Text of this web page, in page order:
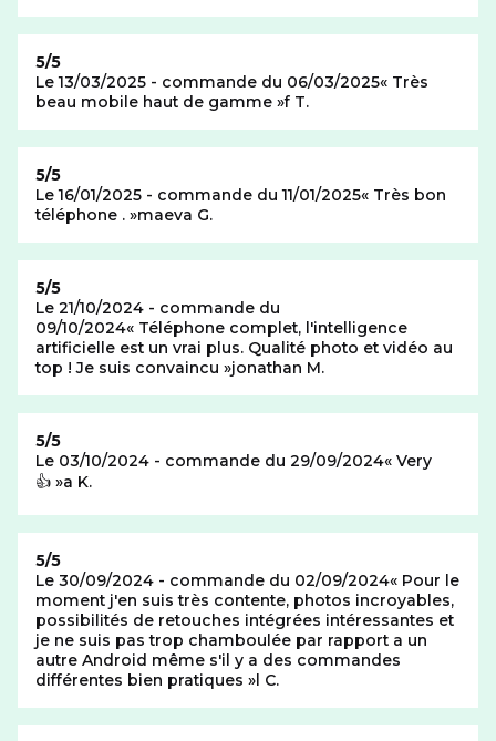
Note de
5/5
Le 13/03/2025 - commande du 06/03/2025
Très
beau mobile haut de gamme
f T.
Note de
5/5
Le 16/01/2025 - commande du 11/01/2025
Très bon
téléphone .
maeva G.
Note de
5/5
Le 21/10/2024 - commande du
09/10/2024
Téléphone complet, l'intelligence
artificielle est un vrai plus. Qualité photo et vidéo au
top ! Je suis convaincu
jonathan M.
Note de
5/5
Le 03/10/2024 - commande du 29/09/2024
Very
👍
a K.
Note de
5/5
Le 30/09/2024 - commande du 02/09/2024
Pour le
moment j'en suis très contente, photos incroyables,
possibilités de retouches intégrées intéressantes et
je ne suis pas trop chamboulée par rapport a un
autre Android même s'il y a des commandes
différentes bien pratiques
l C.